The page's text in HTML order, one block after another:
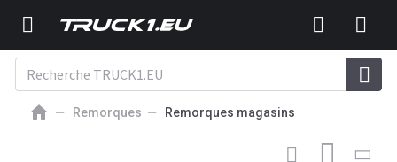
Remorques Remorques magasins
Deli Star Trailer American 5800 -